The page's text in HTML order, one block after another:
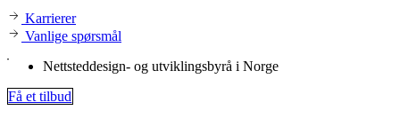
Karrierer
Vanlige spørsmål
Nettsteddesign- og utviklingsbyrå i Norge
Få et tilbud